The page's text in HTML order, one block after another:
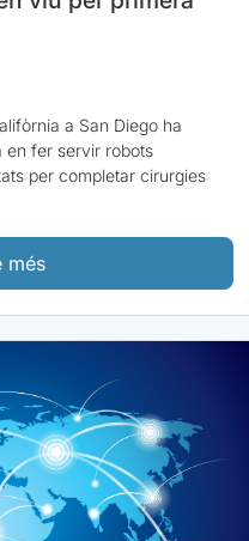
a San Diego ha
en fer servir robots
per completar cirurgies
més